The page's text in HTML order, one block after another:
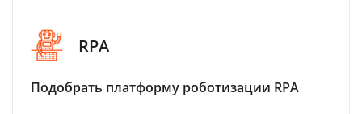
RPA
Подобрать платформу роботизации RPA